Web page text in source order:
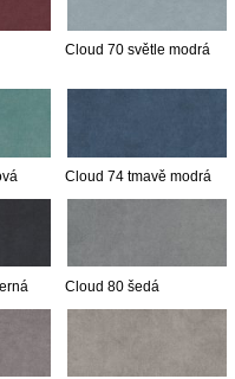
Cloud 70 světle modrá
Cloud 74 tmavě modrá
Cloud 80 šedá